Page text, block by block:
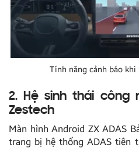
Tính năng cảnh báo
2. Hệ sinh thái công
Zestech
Màn hình Android ZX ADAS
trang bị hệ thống ADAS tiên